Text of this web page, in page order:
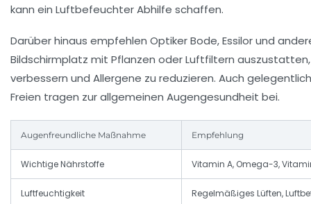
kann ein Luftbefeuchter Abhilfe schaffen.
Darüber hinaus empfehlen Optiker Bode, Essilor und
Bildschirmplatz mit Pflanzen oder Luftfiltern
verbessern und Allergene zu reduzieren. Auch
Freien tragen zur allgemeinen Augengesundheit bei.
Augenfreundliche Maßnahme Empfehlung
Wichtige Nährstoffe Vitamin A, Omega-3,
Luftfeuchtigkeit Regelmäßiges Lüften,